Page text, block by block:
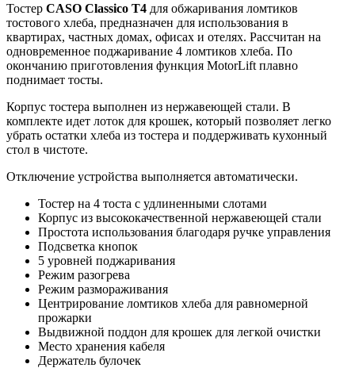
Тостер CASO Classico T4 для обжаривания ломтиков
тостового хлеба, предназначен для использования в
квартирах, частных домах, офисах и отелях. Рассчитан на
одновременное поджаривание 4 ломтиков хлеба. По
окончанию приготовления функция MotorLift плавно
поднимает тосты.
Корпус тостера выполнен из нержавеющей стали. В
комплекте идет лоток для крошек, который позволяет легко
убрать остатки хлеба из тостера и поддерживать кухонный
стол в чистоте.
Отключение устройства выполняется автоматически.
Тостер на 4 тоста с удлиненными слотами
Корпус из высококачественной нержавеющей стали
Простота использования благодаря ручке управления
Подсветка кнопок
5 уровней поджаривания
Режим разогрева
Режим размораживания
Центрирование ломтиков хлеба для равномерной
прожарки
Выдвижной поддон для крошек для легкой очистки
Место хранения кабеля
Держатель булочек